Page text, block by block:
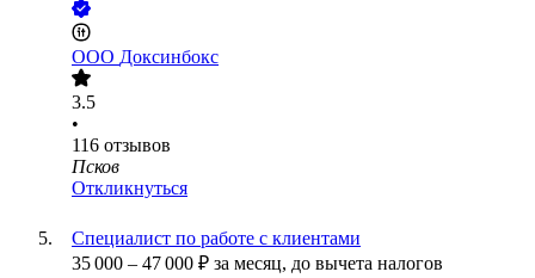
ООО Доксинбокс
3.5
•
116 отзывов
Псков
Откликнуться
Специалист по работе с клиентами
35 000 – 47 000 ₽ за месяц, до вычета налогов